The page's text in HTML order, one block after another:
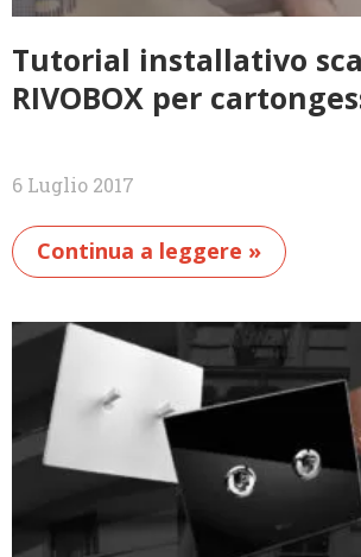
Tutorial installativo
RIVOBOX per
6 Luglio 2017
Continua a leggere »